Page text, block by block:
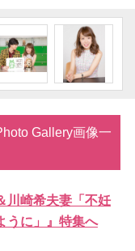
Gallery画像一
川崎希夫妻「不妊
うに」』特集へ